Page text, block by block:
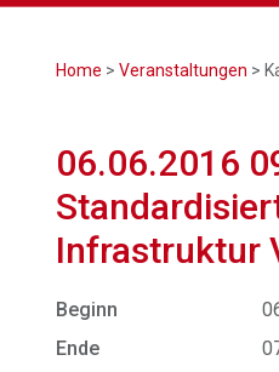
Home >Veranstaltungen >
06.06.2016
Infrastruktur
Beginn
Ende